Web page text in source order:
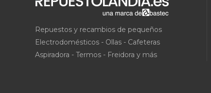
Repuestos y recambios de pequeños
Electrodomésticos - Ollas - Cafeteras
Aspiradora - Termos - Freidora y más